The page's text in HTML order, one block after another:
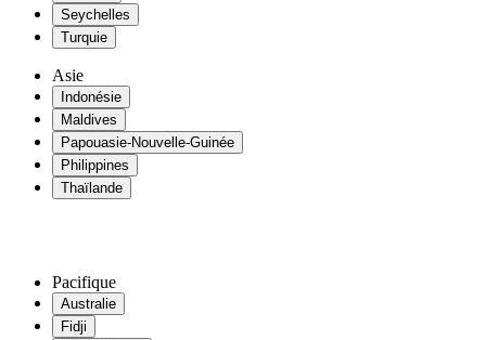
Seychelles
Turquie
Asie
Indonésie
Maldives
Papouasie-Nouvelle-Guinée
Philippines
Thaïlande
Pacifique
Australie
Fidji